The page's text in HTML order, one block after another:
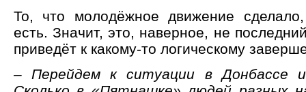
То, что молодёжное движение
есть. Значит, это, наверное, не
приведёт к какому-то логическому
– Перейдем к ситуации в Донбассе